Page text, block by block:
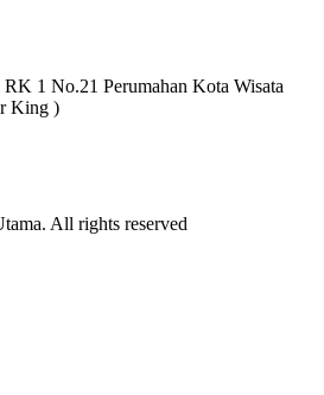
1 No.21 Perumahan Kota Wisata
King )
All rights reserved